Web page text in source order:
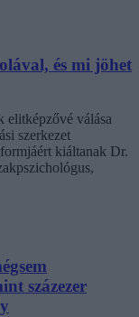
és mi jöhet
elitképzővé válása
szerkezet
kiáltanak Dr.
százezer